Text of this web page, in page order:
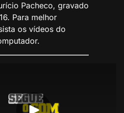
Pacheco, gravado
Para melhor
os vídeos do